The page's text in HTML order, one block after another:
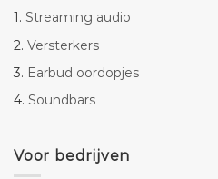
1. Streaming audio
2. Versterkers
3. Earbud oordopjes
4. Soundbars
Voor bedrijven